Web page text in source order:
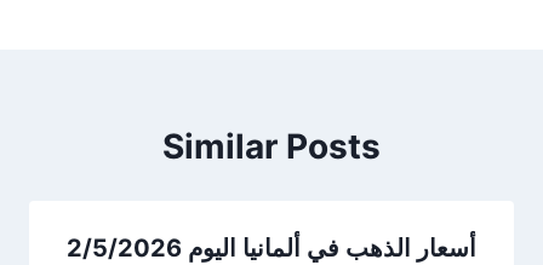
Similar Posts
أسعار الذهب في ألمانيا اليوم 2/5/2026